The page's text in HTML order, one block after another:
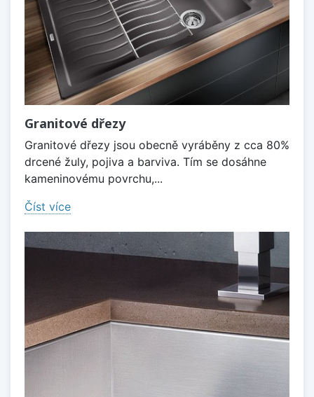
Granitové dřezy
Granitové dřezy jsou obecně vyráběny z cca 80%
drcené žuly, pojiva a barviva. Tím se dosáhne
kameninovému povrchu,...
Číst více